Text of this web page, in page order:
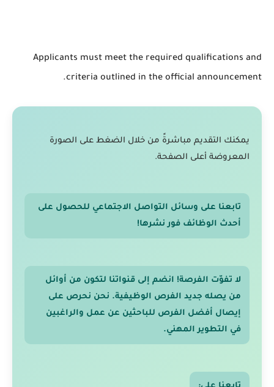
Applicants must meet the required qualifications and
criteria outlined in the official announcement.
يمكنك التقديم مباشرةً من خلال الضغط على الصورة
المعروضة أعلى الصفحة.
تابعنا على وسائل التواصل الاجتماعي للحصول على
أحدث الوظائف فور نشرها!
لا تفوّت الفرصة! انضم إلى قنواتنا لتكون من أوائل
من يصله جديد الفرص الوظيفية. نحن نحرص على
إيصال أفضل الفرص للباحثين عن عمل والراغبين
في التطوير المهني.